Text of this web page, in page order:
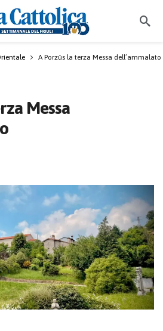
A Porzûs la terza Messa dell’ammalato
Messa